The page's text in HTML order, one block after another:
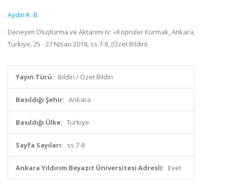
Aydın K. B.
Deneyim Oluşturma ve Aktarımı Iv: «Köprüler Kurmak, Ankara,
Türkiye, 25 - 27 Nisan 2018, ss.7-8, (Özet Bildiri)
Yayın Türü: Bildiri / Özet Bildiri
Basıldığı Şehir: Ankara
Basıldığı Ülke: Türkiye
Sayfa Sayıları: ss.7-8
Ankara Yıldırım Beyazıt Üniversitesi Adresli: Evet